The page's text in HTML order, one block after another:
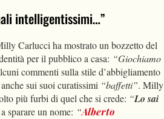
intelligentissimi…”
Carlucci ha mostrato un bozzetto del
per il pubblico a casa: “Giochiamo
commenti sulla stile d’abbigliamento
sui suoi curatissimi “baffetti”. Milly
più furbi di quel che si crede: “Lo sai
sparare un nome: “Alberto